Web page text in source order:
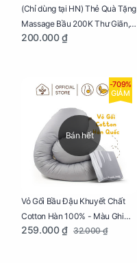
(Chỉ dùng tại HN) Thẻ Quà Tặng
Massage Bầu 200K Thư Giãn,
Tăng Tuần Hoàn Máu, Ngủ
200.000 ₫
Bán hết
-709%
GIẢM
Vỏ Gối Bầu Đậu Khuyết Chất
Cotton Hàn 100% - Màu Ghi
Xám
259.000 ₫ 32.000 ₫